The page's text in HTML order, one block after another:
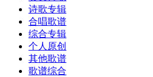
诗歌专辑
合唱歌谱
综合专辑
个人原创
其他歌谱
歌谱综合